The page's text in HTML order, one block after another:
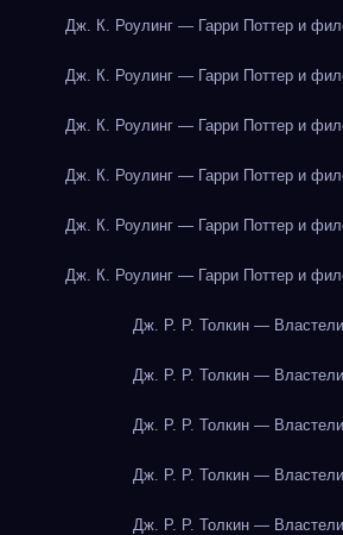
Дж. К. Роулинг — Гарри Поттер и
Дж. К. Роулинг — Гарри Поттер и
Дж. К. Роулинг — Гарри Поттер и
Дж. К. Роулинг — Гарри Поттер и
Дж. К. Роулинг — Гарри Поттер и
Дж. К. Роулинг — Гарри Поттер и
Дж. Р. Р. Толкин —
Дж. Р. Р. Толкин —
Дж. Р. Р. Толкин —
Дж. Р. Р. Толкин —
Дж. Р. Р. Толкин —